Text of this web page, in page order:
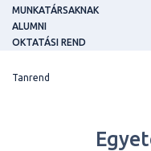
MUNKATÁRSAKNAK
ALUMNI
OKTATÁSI REND
Tanrend